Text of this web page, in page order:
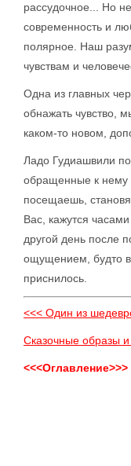
рассудочное... Но
современность и
полярное. Наш
чувствам и
Одна из главных
обнажать чувство,
каком-то новом,
Ладо Гудиашвили
обращенные к нему
посещаешь,
Вас, кажутся
другой день после
ощущением, будто
приснилось.
<<< Один из
Сказочные образы
<<<Оглавление>>>